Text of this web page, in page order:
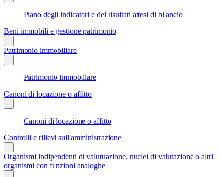
Piano degli indicatori e dei risultati attesi di bilancio
Beni immobili e gestione patrimonio
Patrimonio immobiliare
Patrimonio immobiliare
Canoni di locazione o affitto
Canoni di locazione o affitto
Controlli e rilievi sull'amministrazione
Organismi indipendenti di valutuazione, nuclei di valutazione o altri
organismi con funzioni analoghe